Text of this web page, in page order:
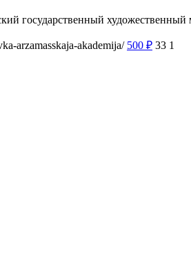
государственный
arzamasskaja-akademija/ 500 ₽ 33 1